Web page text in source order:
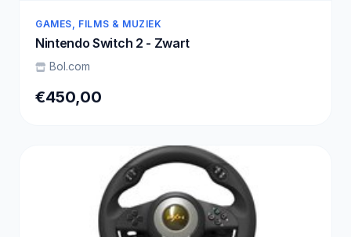
GAMES, FILMS & MUZIEK
Nintendo Switch 2 - Zwart
Bol.com
€450,00